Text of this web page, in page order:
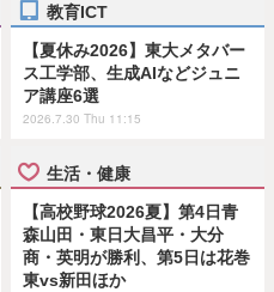
教育ICT
【夏休み2026】東大メタバー
ス工学部、生成AIなどジュニ
ア講座6選
2026.7.30 Thu 11:15
生活・健康
【高校野球2026夏】第4日青
森山田・東日大昌平・大分
商・英明が勝利、第5日は花巻
東vs新田ほか